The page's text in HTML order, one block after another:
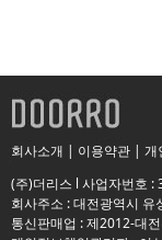
회사소개 | 이용약관 | 개
(주)더리스 l 사업자번호 :
회사주소 : 대전광역시
통신판매업 : 제2012-대